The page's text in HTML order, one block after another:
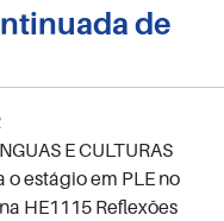
de
E CULTURAS
o estágio em PLE no
HE1115 Reflexões